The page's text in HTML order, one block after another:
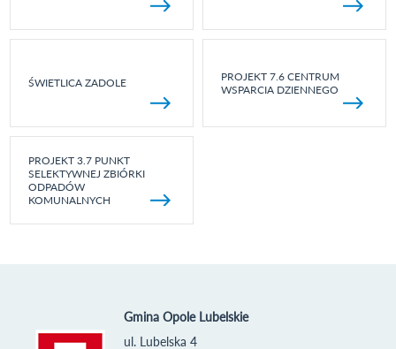
ŚWIETLICA ZADOLE
PROJEKT 7.6 CENTRUM
WSPARCIA DZIENNEGO
PROJEKT 3.7 PUNKT
SELEKTYWNEJ ZBIÓRKI
ODPADÓW
KOMUNALNYCH
Gmina Opole Lubelskie
ul. Lubelska 4